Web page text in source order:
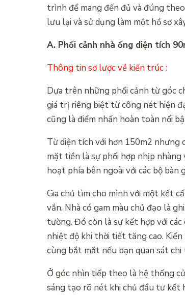
trình để mang đến đủ và đúng
lưu lại và sử dụng làm một hồ sơ
A. Phối cảnh nhà ống diện tích
Thông tin sơ lược về kiến trúc :
Dựa trên những phối cảnh từ góc
giá trị riêng biệt từ công nét hiện
cũng là điểm nhấn hoàn toàn nổi
Từ diện tích với hơn 150m2 nhưng
mặt tiền là sự phối hợp nhịp
hoạt phía bên ngoài với các bộ
Gia chủ tìm cho mình với một kết
vắn. Nhà có gam màu chủ đạo là
tường. Đó còn là sự kết hợp với
nhiệt độ khi thời tiết tăng cao.
cùng bắt mắt nếu bạn quan sát chi
Ở góc nhìn tiếp theo là hệ thống
sáng tạo rõ nét khi chủ đầu tư kết